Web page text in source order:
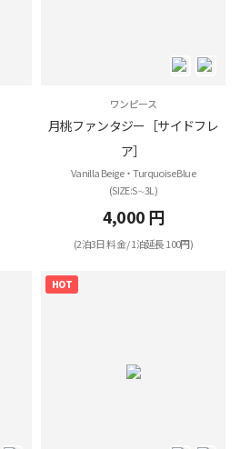
ワンピース
月桃ファンタジー［サイドフレ
ア］
Vanilla Beige・Turquoise Blue
(SIZE:S∼3L)
4,000 円
(2泊3日 料金 / 1泊延長 100円)
HOT